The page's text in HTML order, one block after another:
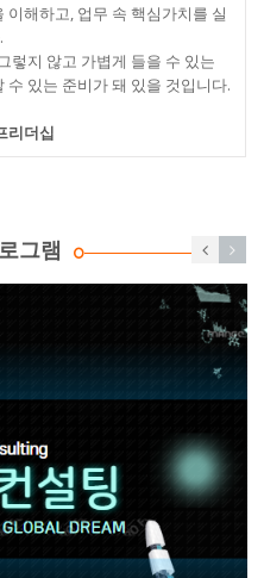
해하고, 업무 속 핵심가치를 실
렇지 않고 가볍게 들을 수 있는
있는 준비가 돼 있을 것입니다.
리더십
그램